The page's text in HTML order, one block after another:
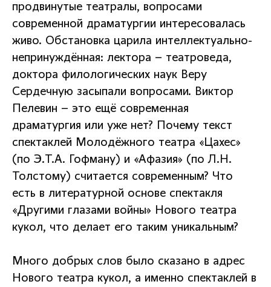
продвинутые театралы, вопросами
современной драматургии интересовалась
живо. Обстановка царила интеллектуально-
непринуждённая: лектора – театроведа,
доктора филологических наук Веру
Сердечную засыпали вопросами. Виктор
Пелевин – это ещё современная
драматургия или уже нет? Почему текст
спектаклей Молодёжного театра «Цахес»
(по Э.Т.А. Гофману) и «Афазия» (по Л.Н.
Толстому) считается современным? Что
есть в литературной основе спектакля
«Другими глазами войны» Нового театра
кукол, что делает его таким уникальным?
Много добрых слов было сказано в адрес
Нового театра кукол, а именно спектаклей в